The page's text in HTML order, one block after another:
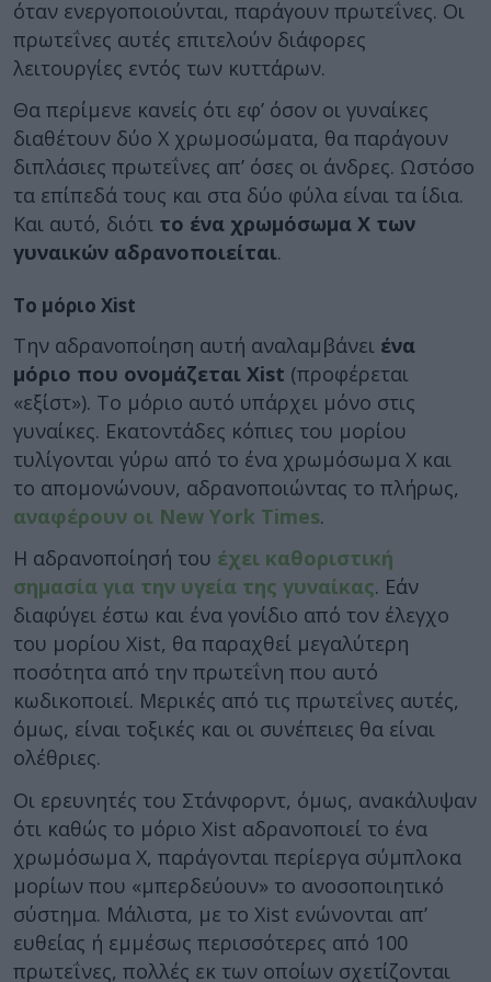
όταν ενεργοποιούνται, παράγουν πρωτεΐνες. Οι
πρωτεΐνες αυτές επιτελούν διάφορες
λειτουργίες εντός των κυττάρων.
Θα περίμενε κανείς ότι εφ’ όσον οι γυναίκες
διαθέτουν δύο Χ χρωμοσώματα, θα παράγουν
διπλάσιες πρωτεΐνες απ’ όσες οι άνδρες. Ωστόσο
τα επίπεδά τους και στα δύο φύλα είναι τα ίδια.
Και αυτό, διότι το ένα χρωμόσωμα Χ των
γυναικών αδρανοποιείται.
Το μόριο Xist
Την αδρανοποίηση αυτή αναλαμβάνει ένα
μόριο που ονομάζεται Xist (προφέρεται
«εξίστ»). Το μόριο αυτό υπάρχει μόνο στις
γυναίκες. Εκατοντάδες κόπιες του μορίου
τυλίγονται γύρω από το ένα χρωμόσωμα Χ και
το απομονώνουν, αδρανοποιώντας το πλήρως,
αναφέρουν οι New York Times.
Η αδρανοποίησή του έχει καθοριστική
σημασία για την υγεία της γυναίκας. Εάν
διαφύγει έστω και ένα γονίδιο από τον έλεγχο
του μορίου Xist, θα παραχθεί μεγαλύτερη
ποσότητα από την πρωτεΐνη που αυτό
κωδικοποιεί. Μερικές από τις πρωτεΐνες αυτές,
όμως, είναι τοξικές και οι συνέπειες θα είναι
ολέθριες.
Οι ερευνητές του Στάνφορντ, όμως, ανακάλυψαν
ότι καθώς το μόριο Xist αδρανοποιεί το ένα
χρωμόσωμα Χ, παράγονται περίεργα σύμπλοκα
μορίων που «μπερδεύουν» το ανοσοποιητικό
σύστημα. Μάλιστα, με το Xist ενώνονται απ’
ευθείας ή εμμέσως περισσότερες από 100
πρωτεΐνες, πολλές εκ των οποίων σχετίζονται